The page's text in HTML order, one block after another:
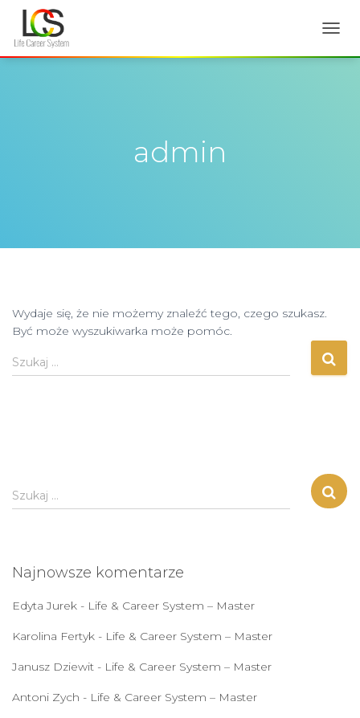
admin
Wydaje się, że nie możemy znaleźć tego, czego szukasz.
Być może wyszukiwarka może pomóc.
Szukaj:
Szukaj …
S
z
j
Szukaj …
Najnowsze komentarze
Edyta Jurek - Life & Career System – Master
Karolina Fertyk - Life & Career System – Master
Janusz Dziewit - Life & Career System – Master
Antoni Zych - Life & Career System – Master